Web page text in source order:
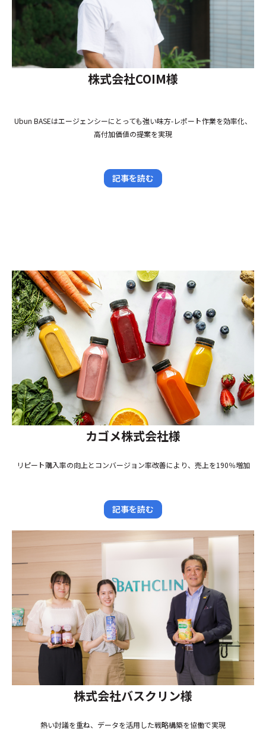
株式会社COIM様
Ubun BASEはエージェンシーにとっても強い味方-レポート作業を効率化、
高付加価値の提案を実現
記事を読む
カゴメ株式会社様
リピート購入率の向上とコンバージョン率改善により、売上を190％増加
記事を読む
株式会社バスクリン様
熱い討議を重ね、データを活用した戦略構築を協働で実現